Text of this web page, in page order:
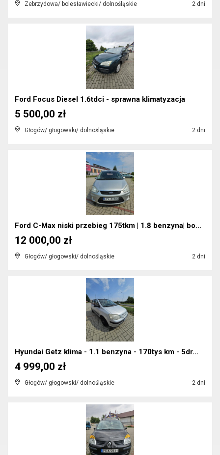
Zebrzydowa/ bolesławiecki/ dolnośląskie 2 dni
Ford Focus Diesel 1.6tdci - sprawna klimatyzacja
Głogów/ głogowski/ dolnośląskie 2 dni
5 500,00 zł
Ford C-Max niski przebieg 175tkm | 1.8 benzyna| bo...
Głogów/ głogowski/ dolnośląskie 2 dni
12 000,00 zł
Hyundai Getz klima - 1.1 benzyna - 170tys km - 5dr...
Głogów/ głogowski/ dolnośląskie 2 dni
4 999,00 zł